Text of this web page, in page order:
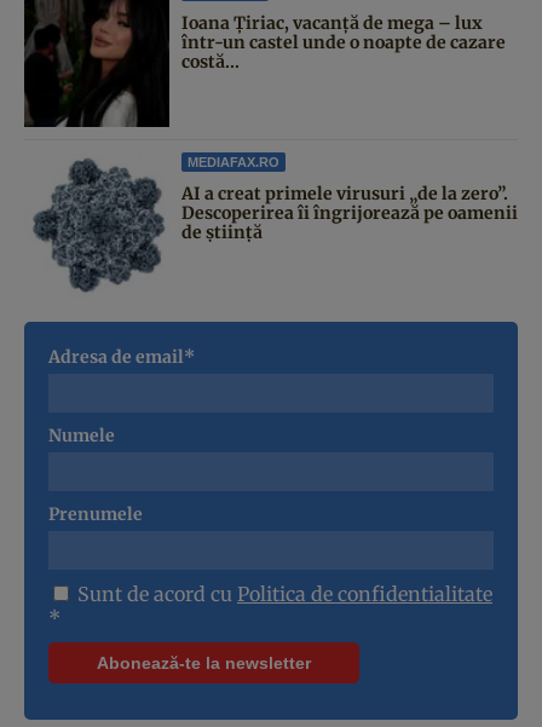
Ioana Țiriac, vacanță de mega – lux
într-un castel unde o noapte de cazare
costă...
MEDIAFAX.RO
AI a creat primele virusuri „de la zero”.
Descoperirea îi îngrijorează pe oamenii
de știință
Adresa de email*
Numele
Prenumele
Sunt de acord cu Politica de confidentialitate
*